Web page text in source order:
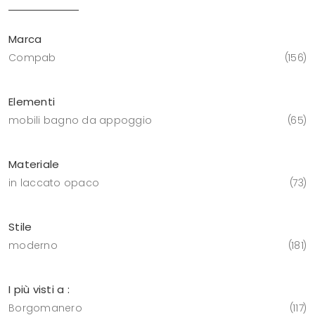
Marca
Compab 156
Elementi
mobili bagno da appoggio 65
Materiale
in laccato opaco 73
Stile
moderno 181
I più visti a :
Borgomanero 117